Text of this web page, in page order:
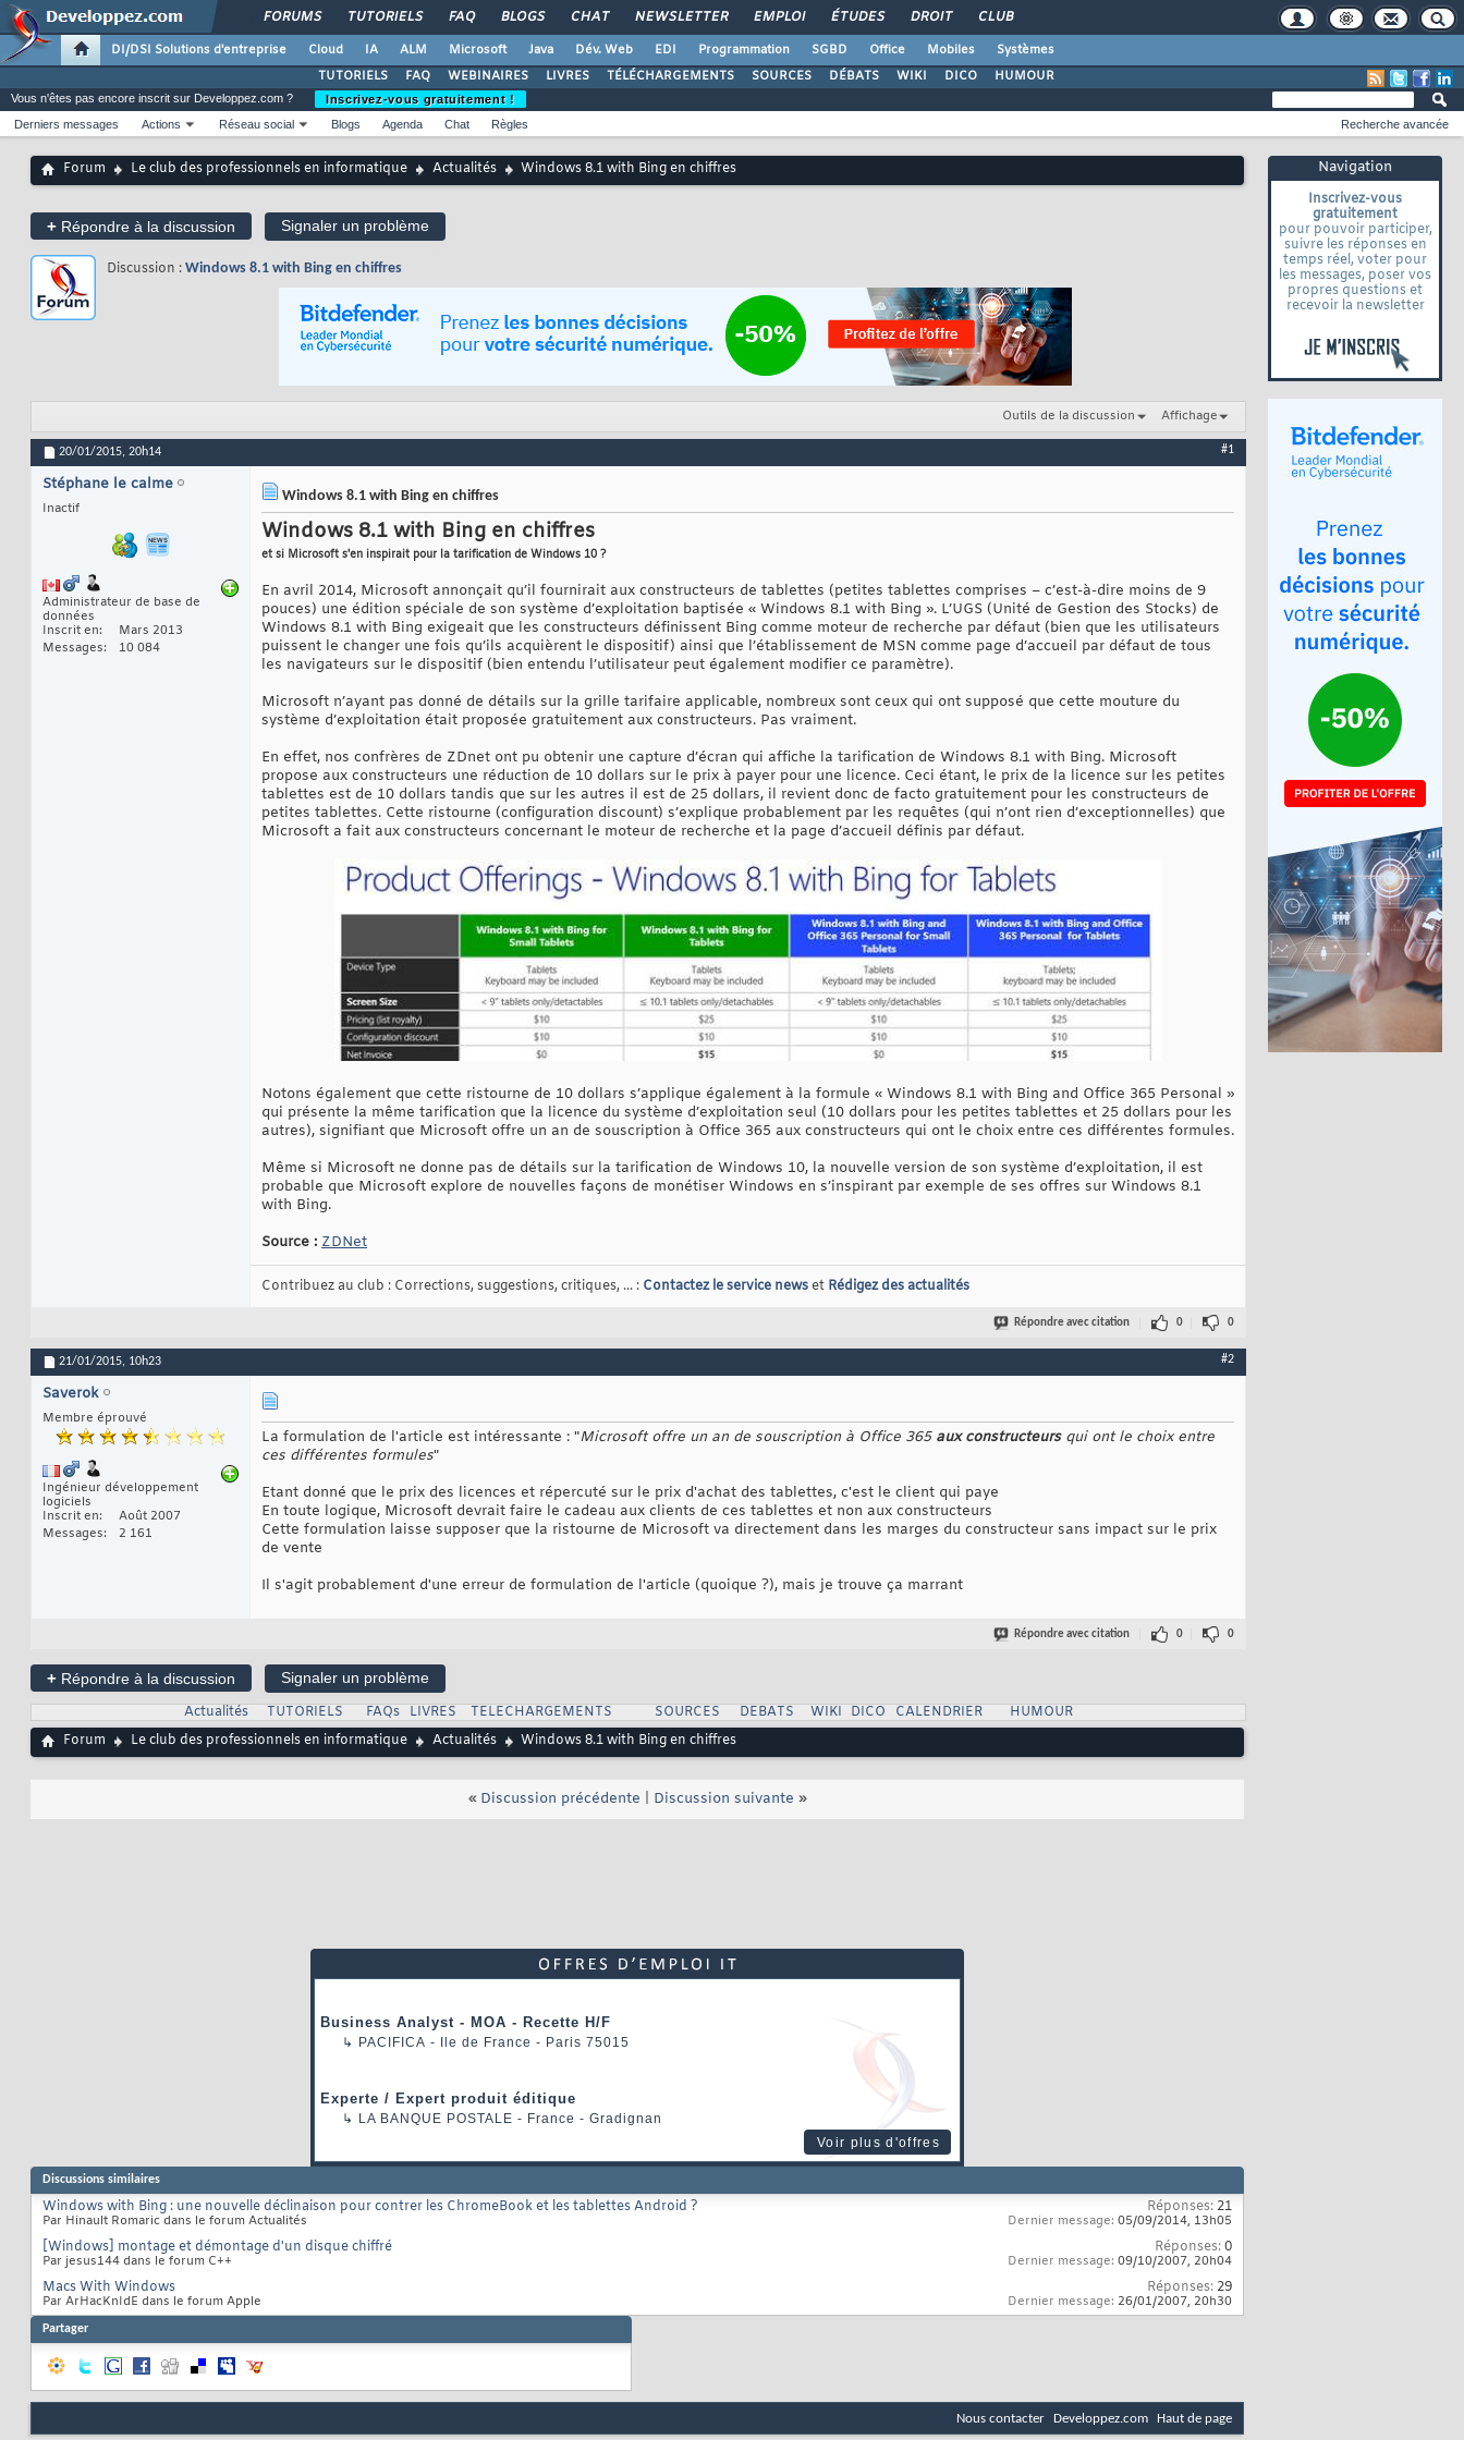
FORUMS TUTORIELS FAQ BLOGS CHAT NEWSLETTER EMPLOI ÉTUDES DROIT CLUB
DI/DSI Solutions d'entreprise Cloud IA ALM Microsoft Java Dév. Web EDI Programmation SGBD Office Mobiles
Systèmes
TUTORIELS
FAQ WEBINAIRES LIVRES TÉLÉCHARGEMENTS SOURCES DÉBATS WIKI DICO HUMOUR
Navigation
Inscrivez-vous
gratuitement
pour pouvoir participer,
suivre les réponses en
temps réel, voter pour
les messages, poser vos
propres questions et
recevoir la newsletter
Vous n'êtes pas encore inscrit sur Developpez.com ?
Inscrivez-vous gratuitement !
Derniers messages
Actions Réseau social Blogs Agenda Chat Règles Recherche avancée
Forum Le club des professionnels en informatique Actualités Windows 8.1 with Bing en chiffres
+ Répondre à la discussion Signaler un problème
Discussion : Windows 8.1 with Bing en chiffres
Outils de la discussion Affichage
20/01/2015, 20h14 #1
Stéphane le calme
Inactif
Administrateur de base de
données
Inscrit en
Mars 2013
Messages
10 084
Windows 8.1 with Bing en chiffres
Windows 8.1 with Bing en chiffres
et si Microsoft s'en inspirait pour la tarification de Windows 10 ?
En avril 2014, Microsoft annonçait qu’il fournirait aux constructeurs de tablettes (petites tablettes comprises – c’est-à-dire moins de 9
pouces) une édition spéciale de son système d’exploitation baptisée « Windows 8.1 with Bing ». L’UGS (Unité de Gestion des Stocks) de
Windows 8.1 with Bing exigeait que les constructeurs définissent Bing comme moteur de recherche par défaut (bien que les utilisateurs
puissent le changer une fois qu’ils acquièrent le dispositif) ainsi que l’établissement de MSN comme page d’accueil par défaut de tous
les navigateurs sur le dispositif (bien entendu l’utilisateur peut également modifier ce paramètre).
Microsoft n’ayant pas donné de détails sur la grille tarifaire applicable, nombreux sont ceux qui ont supposé que cette mouture du
système d’exploitation était proposée gratuitement aux constructeurs. Pas vraiment.
En effet, nos confrères de ZDnet ont pu obtenir une capture d’écran qui affiche la tarification de Windows 8.1 with Bing. Microsoft
propose aux constructeurs une réduction de 10 dollars sur le prix à payer pour une licence. Ceci étant, le prix de la licence sur les petites
tablettes est de 10 dollars tandis que sur les autres il est de 25 dollars, il revient donc de facto gratuitement pour les constructeurs de
petites tablettes. Cette ristourne (configuration discount) s’explique probablement par les requêtes (qui n’ont rien d’exceptionnelles) que
Microsoft a fait aux constructeurs concernant le moteur de recherche et la page d’accueil définis par défaut.
Notons également que cette ristourne de 10 dollars s’applique également à la formule « Windows 8.1 with Bing and Office 365 Personal »
qui présente la même tarification que la licence du système d’exploitation seul (10 dollars pour les petites tablettes et 25 dollars pour les
autres), signifiant que Microsoft offre un an de souscription à Office 365 aux constructeurs qui ont le choix entre ces différentes formules.
Même si Microsoft ne donne pas de détails sur la tarification de Windows 10, la nouvelle version de son système d’exploitation, il est
probable que Microsoft explore de nouvelles façons de monétiser Windows en s’inspirant par exemple de ses offres sur Windows 8.1
with Bing.
Source : ZDNet
Contribuez au club : Corrections, suggestions, critiques, ... : Contactez le service newset Rédigez des actualités
Répondre avec citation 0 0
21/01/2015, 10h23 #2
Saverok
Membre éprouvé
Ingénieur développement
logiciels
Inscrit en
Août 2007
Messages
2 161
La formulation de l'article est intéressante : "Microsoft offre un an de souscription à Office 365 aux constructeursqui ont le choix entre
ces différentes formules"
Etant donné que le prix des licences et répercuté sur le prix d'achat des tablettes, c'est le client qui paye
En toute logique, Microsoft devrait faire le cadeau aux clients de ces tablettes et non aux constructeurs
Cette formulation laisse supposer que la ristourne de Microsoft va directement dans les marges du constructeur sans impact sur le prix
de vente
Il s'agit probablement d'une erreur de formulation de l'article (quoique ?), mais je trouve ça marrant
Répondre avec citation 0 0
+ Répondre à la discussion
Signaler un problème
Actualités
TUTORIELS FAQs LIVRES TELECHARGEMENTS SOURCES DEBATS WIKI DICO CALENDRIER
HUMOUR
Forum
Le club des professionnels en informatique Actualités Windows 8.1 with Bing en chiffres
« Discussion précédente Discussion suivante »
Business Analyst - MOA - Recette H/F
↳ PACIFICA - Ile de France - Paris 75015
Experte / Expert produit éditique
↳ LA BANQUE POSTALE - France - Gradignan
Voir plus d'offres
Discussions similaires
Windows with Bing : une nouvelle déclinaison pour contrer les ChromeBook et les tablettes Android ?
Par Hinault Romaric dans le forum Actualités
Réponses: 21
Dernier message: 05/09/2014, 13h05
[Windows] montage et démontage d'un disque chiffré
Par jesus144 dans le forum C++
Réponses:0
Dernier message: 09/10/2007, 20h04
Macs With Windows
Par ArHacKnIdE dans le forum Apple
Réponses: 29
Dernier message: 26/01/2007, 20h30
Partager
Nous contacter Developpez.com Haut de page